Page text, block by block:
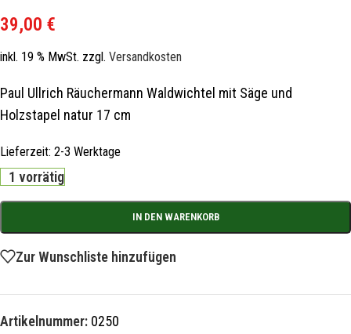
39,00 €
inkl. 19 % MwSt. zzgl. Versandkosten
Paul Ullrich Räuchermann Waldwichtel mit Säge und
Holzstapel natur 17 cm
Lieferzeit: 2-3 Werktage
1 vorrätig
IN DEN WARENKORB
Zur Wunschliste hinzufügen
Artikelnummer: 0250